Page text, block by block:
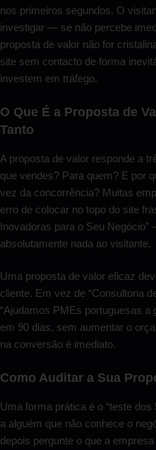
nos primeiros segundos. O
investigar — se não percebe
proposta de valor não for
site sem contacto de forma
investem em tráfego.
O Que É a Proposta de
Tanto
A proposta de valor responde a
que vendes? Para quem? E por
vez da concorrência? Muitas
erro de colocar no topo do site
Inovadoras para o Seu
absolutamente nada ao visitante.
Uma proposta de valor eficaz
cliente. Em vez de “Consultoria
“Ajudamos PMEs portuguesas
em 90 dias, sem aumentar o
na conversão é imediato.
Como Auditar a Sua
Uma forma prática é o “teste
a alguém que não conhece o
depois pergunte o que a